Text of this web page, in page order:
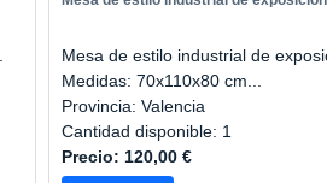
Mesa de estilo industrial de
Medidas: 70x110x80 cm...
Provincia: Valencia
Cantidad disponible: 1
Precio: 120,00 €